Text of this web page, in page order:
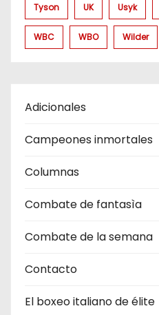
Tyson UK Usyk
WBC WBO Wilder
Adicionales
Campeones inmortales
Columnas
Combate de fantasìa
Combate de la semana
Contacto
El boxeo italiano de élite